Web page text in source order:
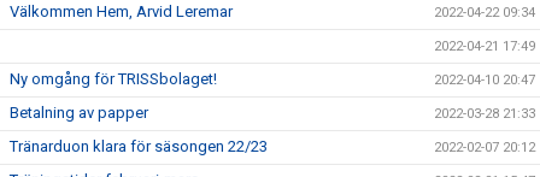
Välkommen Hem, Arvid Leremar 2022-04-22 09:34
2022-04-21 17:49
Ny omgång för TRISSbolaget! 2022-04-10 20:47
Betalning av papper 2022-03-28 21:33
Tränarduon klara för säsongen 22/23 2022-02-07 20:12